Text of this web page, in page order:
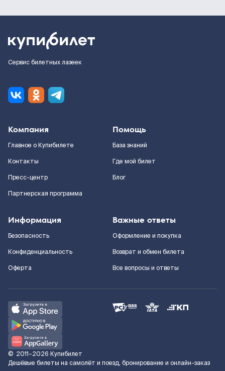
Сервис билетных лазеек
Компания
Главное о Купибилете
Контакты
Пресс-центр
Партнерская программа
Помощь
База знаний
Где мой билет
Блог
Информация
Безопасность
Конфиденциальность
Оферта
Важные ответы
Оформление и покупка
Возврат и обмен билета
Все вопросы и ответы
© 2011–2026 Купибилет
Дешёвые билеты на самолёт и поезд, бронирование и онлайн-заказ